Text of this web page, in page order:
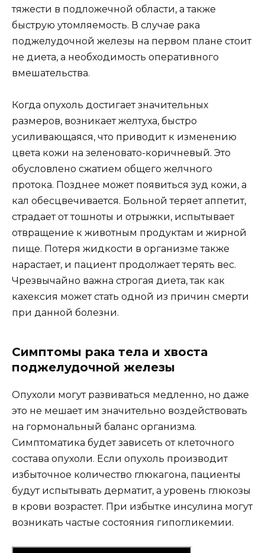
тяжести в подложечной области, а также
быструю утомляемость. В случае рака
поджелудочной железы на первом плане стоит
не диета, а необходимость оперативного
вмешательства.
Когда опухоль достигает значительных
размеров, возникает желтуха, быстро
усиливающаяся, что приводит к изменению
цвета кожи на зеленовато-коричневый. Это
обусловлено сжатием общего желчного
протока. Позднее может появиться зуд кожи, а
кал обесцвечивается. Больной теряет аппетит,
страдает от тошноты и отрыжки, испытывает
отвращение к животным продуктам и жирной
пище. Потеря жидкости в организме также
нарастает, и пациент продолжает терять вес.
Чрезвычайно важна строгая диета, так как
кахексия может стать одной из причин смерти
при данной болезни.
Симптомы рака тела и хвоста
поджелудочной железы
Опухоли могут развиваться медленно, но даже
это не мешает им значительно воздействовать
на гормональный баланс организма.
Симптоматика будет зависеть от клеточного
состава опухоли. Если опухоль производит
избыточное количество глюкагона, пациенты
будут испытывать дерматит, а уровень глюкозы
в крови возрастет. При избытке инсулина могут
возникать частые состояния гипогликемии.